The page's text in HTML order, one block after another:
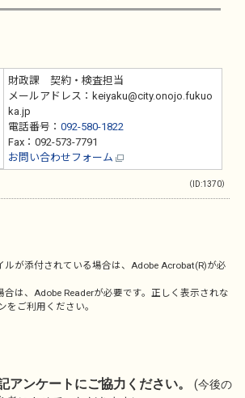
財政課 契約・検査担当
メールアドレス：keiyaku@city.onojo.fukuo
ka.jp
電話番号： 092-580-1822
Fax：092-573-7791
お問い合わせフォーム
（ID:1370）
ルが添付されている場合は、Adobe Acrobat(R)が必
合は、Adobe Readerが必要です。正しく表示されな
をご利用ください。